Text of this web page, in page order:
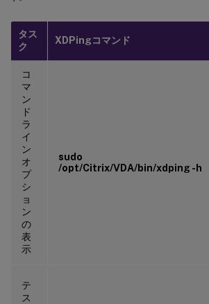
タス
ク
XDPingコマンド
コ
マ
ン
ド
ラ
イ
ン
オ
プ
シ
ョ
ン
の
表
示
sudo
/opt/Citrix/VDA/bin/xdping -h
テ
ス